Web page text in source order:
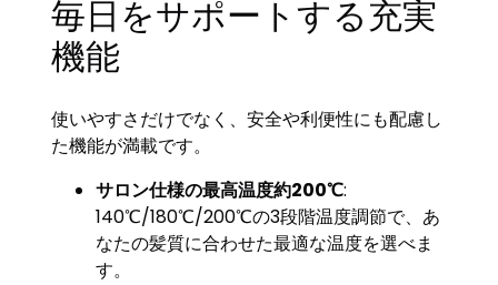
毎日をサポートする充実
機能
使いやすさだけでなく、安全や利便性にも配慮し
た機能が満載です。
サロン仕様の最高温度約200℃:
140℃/180℃/200℃の3段階温度調節で、あ
なたの髪質に合わせた最適な温度を選べま
す。